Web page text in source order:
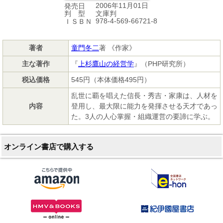
発売日
2006年11月01日
判 型
文庫判
ＩＳＢＮ
978-4-569-66721-8
著者 童門冬二著 《作家》
主な著作
『 上杉鷹山の経営学』（PHP研究所）
税込価格
545円（本体価格495円）
内容
乱世に覇を唱えた信長・秀吉・家康は、人材を
登用し、最大限に能力を発揮させる天才であっ
た。3人の人心掌握・組織運営の要諦に学ぶ。
オンライン書店で購入する